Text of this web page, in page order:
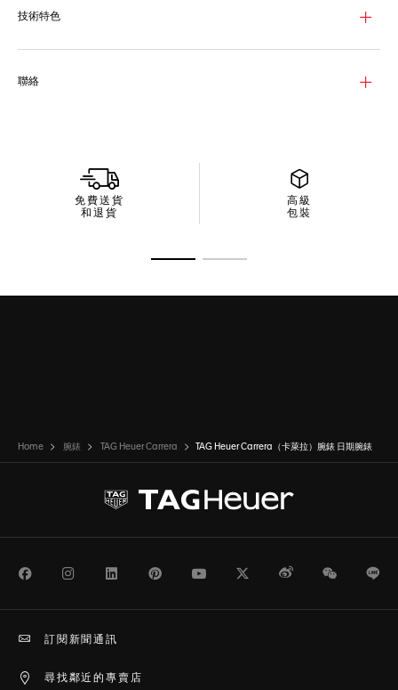
琢面時針和分針覆有白色SuperLuminova®夜光塗層，確保在昏
力與高級計時功能於一身，適合任何場合佩戴。
技術特色
聯絡
免費送貨
和退貨
高級
包裝
Home 腕錶 TAG Heuer Carrera TAG Heuer Carrera（卡萊拉）腕錶 日期腕錶
FacebookInstagramLinkedInPinterestYoutubeTwitterWeiboWeChat
尋找鄰近的專賣店
訂閱新聞通訊